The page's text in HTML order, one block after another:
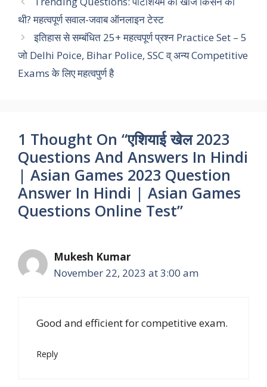
o
o
k
A
p
p
e
r
d
I
n
r
a
m
n
k
थी? महत्वपूर्ण सवाल-जवाब ऑनलाइन टेस्ट
इतिहास से सम्बंधित 25+ महत्वपूर्ण प्रश्न Practice Set – 5
जो Delhi Poice, Bihar Police, SSC व् अन्य Competitive
Exams के लिए महत्वपुर्ण है
1 Thought On “एशियाई खेल 2023
Questions And Answers In Hindi
| Asian Games 2023 Question
Answer In Hindi | Asian Games
Questions Online Test”
Mukesh Kumar
November 22, 2023 at 3:00 am
Good and efficient for competitive exam.
Reply